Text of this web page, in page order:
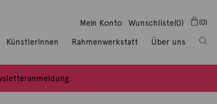
Mein Konto (0)
Wunschliste 0
KünstlerInnen Rahmenwerkstatt Über uns